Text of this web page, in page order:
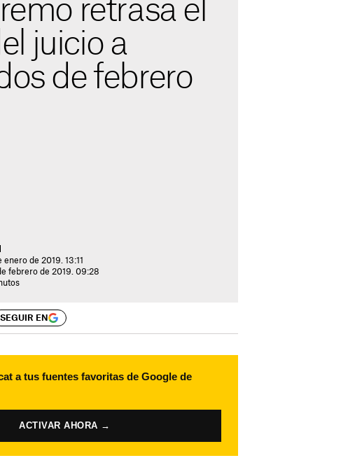
retrasa el
juicio a
de febrero
de 2019. 13:11
febrero de 2019. 09:28
SEGUIR EN
a tus fuentes favoritas de Google de
ACTIVAR AHORA →